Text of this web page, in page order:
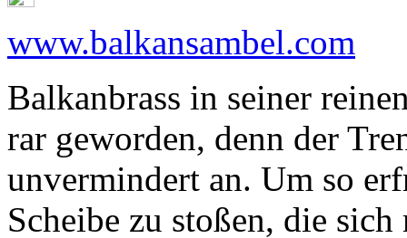
www.balkansambel.com
Balkanbrass in seiner
rar geworden, denn der
unvermindert an. Um so
Scheibe zu stoßen, die